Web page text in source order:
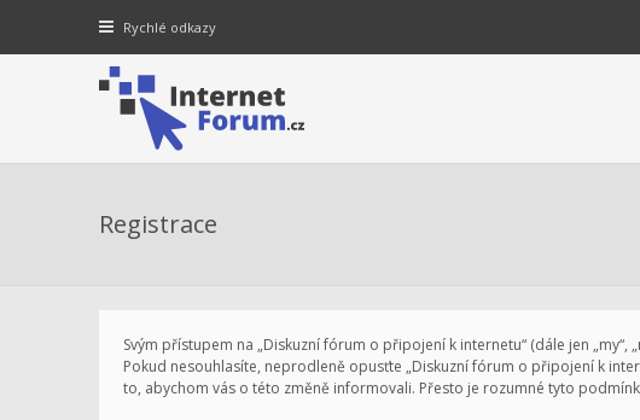
Rychlé odkazy
Registrace
Svým přístupem na „Diskuzní fórum o připojení k internetu“ (dále jen
Pokud nesouhlasíte, neprodleně opusťte „Diskuzní fórum o připojení k
to, abychom vás o této změně informovali. Přesto je rozumné tyto